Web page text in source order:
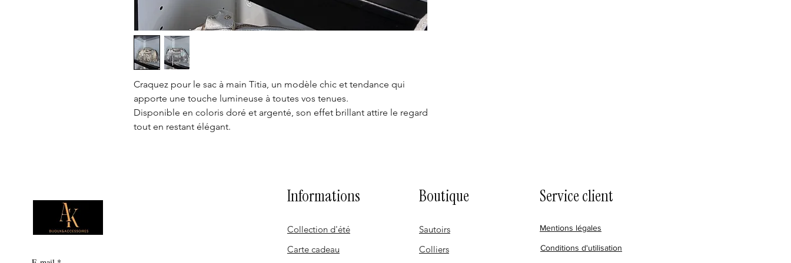
Craquez pour le sac à main Titia, un modèle chic et tendance qui
apporte une touche lumineuse à toutes vos tenues.
Disponible en coloris doré et argenté, son effet brillant attire le regard
tout en restant élégant.
Informations Boutique Service client
Mentions légales
Collection d'été Sautoirs
Conditions d'utilisation
Carte cadeau Colliers